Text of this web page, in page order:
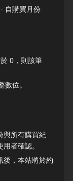
自購買月份
0，則該筆
數位。
與所有購買紀
者確認。
後，本站將於約